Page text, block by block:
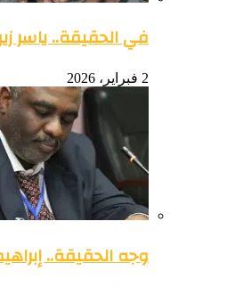
في الحقيقة.. ياسر
2 فبراير، 2026
وجه الحقيقة..